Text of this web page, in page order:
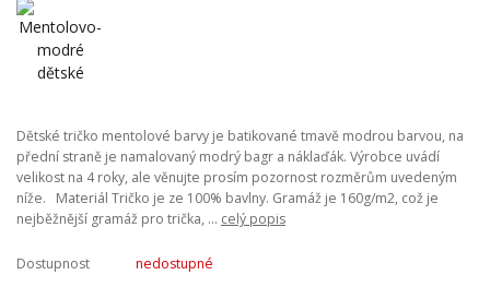
Dětské tričko mentolové barvy je batikované tmavě modrou barvou, na
přední straně je namalovaný modrý bagr a náklaďák. Výrobce uvádí
velikost na 4 roky, ale věnujte prosím pozornost rozměrům uvedeným
níže. Materiál Tričko je ze 100% bavlny. Gramáž je 160g/m2, což je
nejběžnější gramáž pro trička, ... celý popis
Dostupnost nedostupné